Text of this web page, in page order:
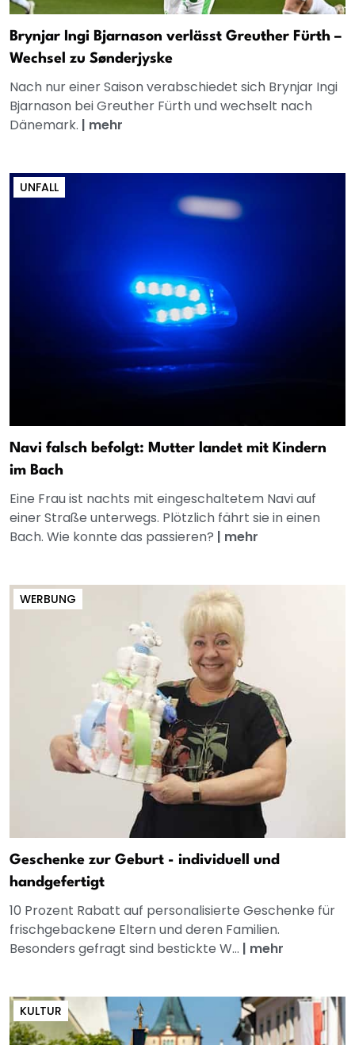
Brynjar Ingi Bjarnason verlässt Greuther Fürth –
Wechsel zu Sønderjyske
Nach nur einer Saison verabschiedet sich Brynjar Ingi
Bjarnason bei Greuther Fürth und wechselt nach
Dänemark. | mehr
UNFALL
Navi falsch befolgt: Mutter landet mit Kindern
im Bach
Eine Frau ist nachts mit eingeschaltetem Navi auf
einer Straße unterwegs. Plötzlich fährt sie in einen
Bach. Wie konnte das passieren? | mehr
WERBUNG
Geschenke zur Geburt - individuell und
handgefertigt
10 Prozent Rabatt auf personalisierte Geschenke für
frischgebackene Eltern und deren Familien.
Besonders gefragt sind bestickte W... | mehr
KULTUR